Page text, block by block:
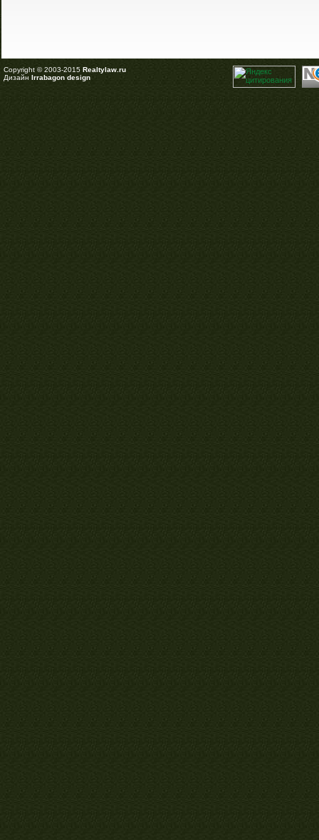
Copyright © 2003-2015 Realtylaw.ru
Дизайн Irrabagon design